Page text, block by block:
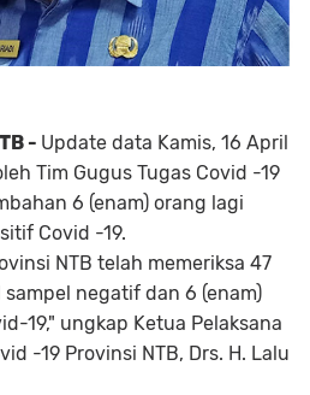
- Update data Kamis, 16 April
Tim Gugus Tugas Covid -19
6 (enam) orang lagi
Covid -19.
NTB telah memeriksa 47
negatif dan 6 (enam)
19," ungkap Ketua Pelaksana
-19 Provinsi NTB, Drs. H. Lalu